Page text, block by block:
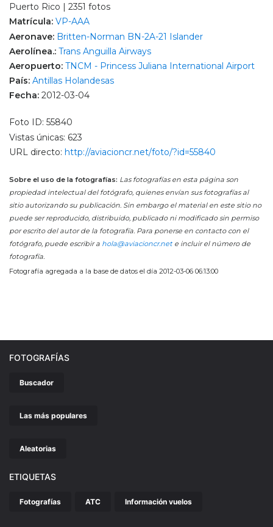
Puerto Rico | 2351 fotos
Matrícula: VP-AAA
Aeronave: Britten-Norman BN-2A-21 Islander
Aerolínea.: Trans Anguilla Airways
Aeropuerto: TNCM - Princess Juliana International Airport
País: Antillas Holandesas
Fecha: 2012-03-04
Foto ID: 55840
Vistas únicas: 623
URL directo: http://aviacioncr.net/foto/?id=55840
Sobre el uso de la fotografías: Las fotografías en esta página son
propiedad intelectual del fotógrafo, quienes envían sus fotografías al
sitio autorizando su publicación. Sin embargo el material en este sitio no
puede ser reproducido, distribuido, publicado ni modificado sin permiso
por escrito del autor de la fotografía. Para ponerse en contacto con el
fotógrafo, puede escribir a hola@aviacioncr.nete incluir el número de
fotografía.
Fotografía agregada a la base de datos el día 2012-03-06 06:13:00
FOTOGRAFÍAS
Buscador
Las más populares
Aleatorias
ETIQUETAS
Fotografías ATC Información vuelos